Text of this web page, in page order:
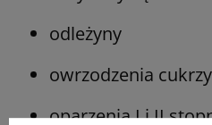
odleżyny
owrzodzenia
oparzenia I i II